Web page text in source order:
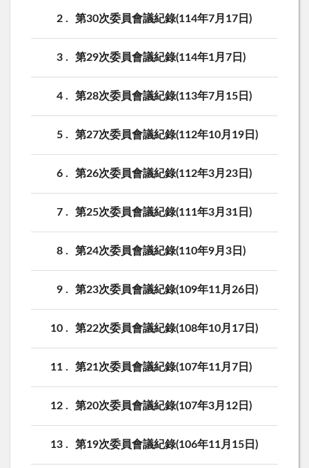
2 第30次委員會議紀錄(114年7月17日)
3 第29次委員會議紀錄(114年1月7日)
4 第28次委員會議紀錄(113年7月15日)
5 第27次委員會議紀錄(112年10月19日)
6 第26次委員會議紀錄(112年3月23日)
7 第25次委員會議紀錄(111年3月31日)
8 第24次委員會議紀錄(110年9月3日)
9 第23次委員會議紀錄(109年11月26日)
10 第22次委員會議紀錄(108年10月17日)
11 第21次委員會議紀錄(107年11月7日)
12 第20次委員會議紀錄(107年3月12日)
13 第19次委員會議紀錄(106年11月15日)